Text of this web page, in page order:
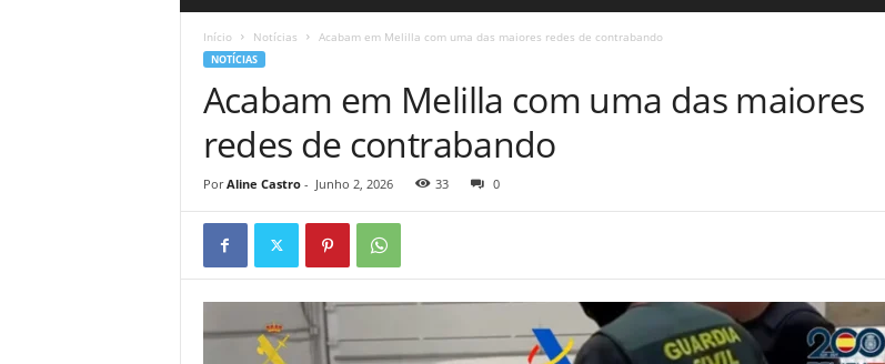
Início Notícias Acabam em Melilla com uma das maiores redes de contrabando
NOTÍCIAS
Acabam em Melilla com uma das maiores
redes de contrabando
Por Aline Castro- Junho 2, 2026 33 0